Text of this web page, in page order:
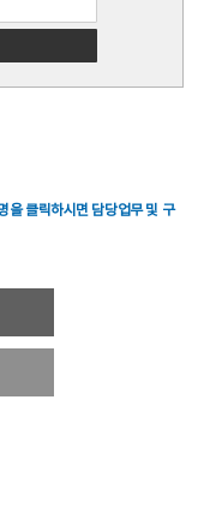
을 클릭하시면 담당업무 및 구